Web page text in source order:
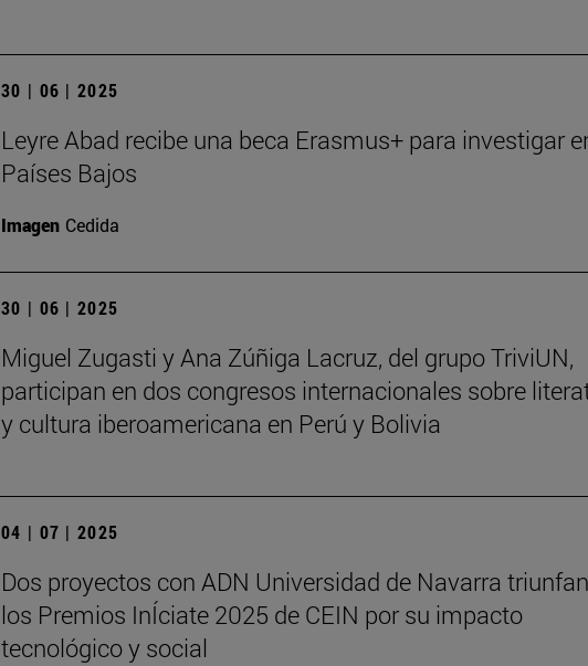
30 | 06 | 2025
Leyre Abad recibe una beca Erasmus+ para investigar
Países Bajos
Imagen Cedida
30 | 06 | 2025
Miguel Zugasti y Ana Zúñiga Lacruz, del grupo TriviUN,
participan en dos congresos internacionales sobre
y cultura iberoamericana en Perú y Bolivia
04 | 07 | 2025
Dos proyectos con ADN Universidad de Navarra
los Premios InÍciate 2025 de CEIN por su impacto
tecnológico y social